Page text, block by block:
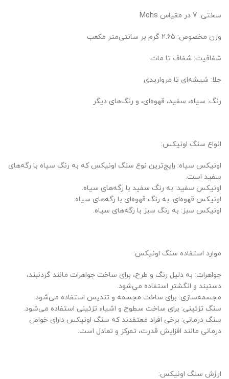
سختی: 7 در مقیاس Mohs
وزن مخصوص: 2.65 گرم بر سانتی‌متر مکعب
شفافیت: شفاف تا مات
جلا: شیشه‌ای تا مرواریدی
رنگ: سیاه، سفید، قهوه‌ای، و رنگ‌های دیگر
انواع سنگ اونیکس:
اونیکس سیاه: رایج‌ترین نوع سنگ اونیکس که به رنگ سیاه با رگه‌های
سفید است.
اونیکس سفید: به رنگ سفید با رگه‌های سیاه.
اونیکس قهوه‌ای: به رنگ قهوه‌ای با رگه‌های سیاه.
اونیکس سبز: به رنگ سبز با رگه‌های سیاه.
موارد استفاده سنگ اونیکس:
جواهرات: به دلیل رنگ و طرح، برای ساخت جواهرات مانند گردنبند،
دستبند و انگشتر استفاده می‌شود.
مجسمه‌سازی: برای ساخت مجسمه و تندیس استفاده می‌شود.
سنگ تزئینی: برای ساخت سطوح و اشیاء تزئینی استفاده می‌شود.
سنگ درمانی: برخی افراد معتقدند که سنگ اونیکس دارای خواص
درمانی مانند افزایش قدرت، تمرکز و تعادل است.
ارزش سنگ اونیکس: